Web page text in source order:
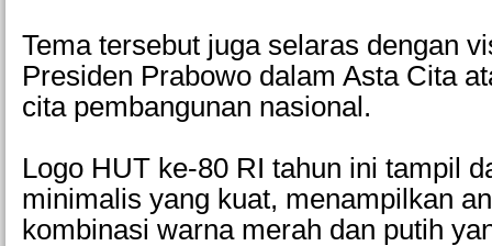
Tema tersebut juga selaras dengan
Presiden Prabowo dalam Asta Cita
cita pembangunan nasional.
Logo HUT ke-80 RI tahun ini tampil
minimalis yang kuat, menampilkan
kombinasi warna merah dan putih